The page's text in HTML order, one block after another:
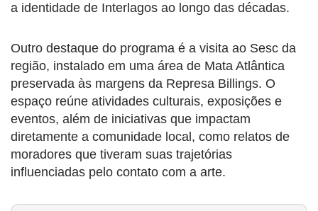
a identidade de Interlagos ao longo das décadas.
Outro destaque do programa é a visita ao Sesc da
região, instalado em uma área de Mata Atlântica
preservada às margens da Represa Billings. O
espaço reúne atividades culturais, exposições e
eventos, além de iniciativas que impactam
diretamente a comunidade local, como relatos de
moradores que tiveram suas trajetórias
influenciadas pelo contato com a arte.